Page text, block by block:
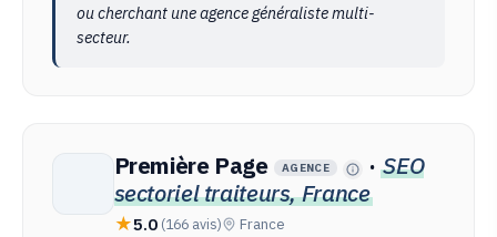
ou cherchant une agence généraliste multi-
secteur.
Première Page AGENCE · SEO
sectoriel traiteurs, France
5.0 (166 avis) France